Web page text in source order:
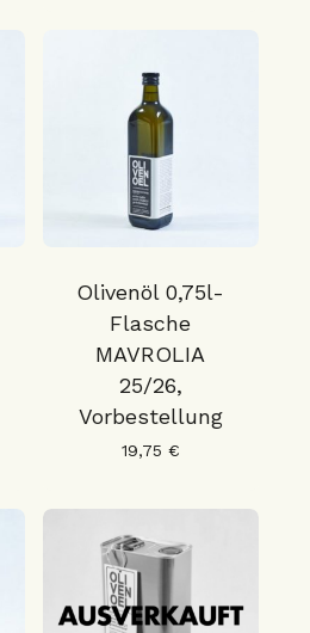
Olivenöl 0,75l-
Flasche
MAVROLIA
25/26,
Vorbestellung
19,75 €